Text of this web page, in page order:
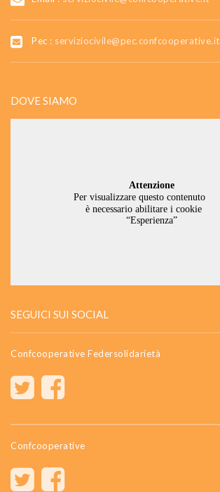
Pec : serviziocivile@pec.confcooperative.it
DOVE SIAMO
SEGUICI SUI SOCIAL
Confcooperative Federsolidarietà
Confcooperative